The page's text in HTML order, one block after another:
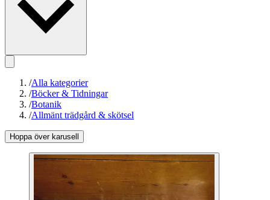
/Alla kategorier
/Böcker & Tidningar
/Botanik
/Allmänt trädgård & skötsel
Hoppa över karusell